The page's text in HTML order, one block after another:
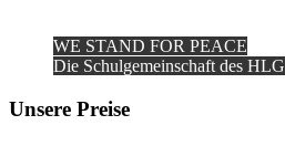
WE STAND FOR PEACE
Die Schulgemeinschaft des HLG
Unsere Preise